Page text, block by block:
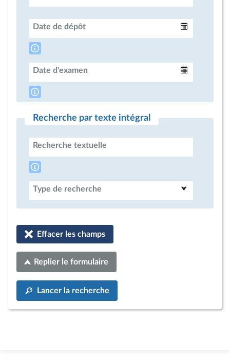
Date de dépôt
Date d'examen
Recherche par texte intégral
Recherche textuelle
Type de recherche
Effacer les champs
Replier le formulaire
Lancer la recherche